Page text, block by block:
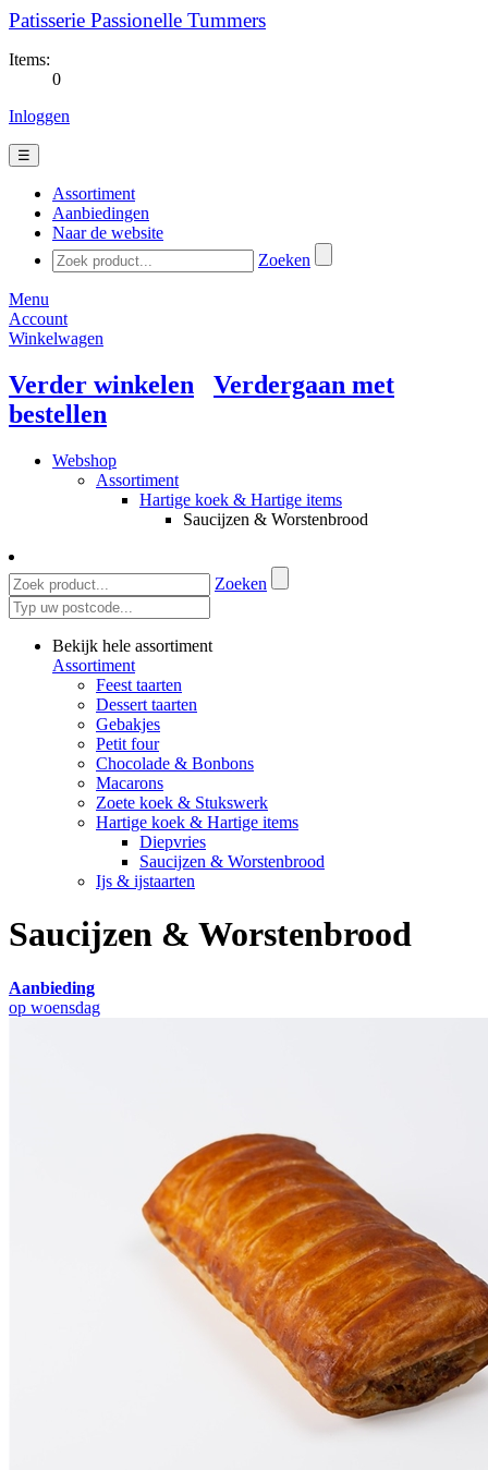
Patisserie Passionelle Tummers
Items:
0
Inloggen
☰
Assortiment
Aanbiedingen
Naar de website
Zoeken
Menu
Account
Winkelwagen
Verder winkelen
Verdergaan met
bestellen
Webshop
Assortiment
Hartige koek & Hartige items
Saucijzen & Worstenbrood
Zoeken
Bekijk hele assortiment
Assortiment
Feest taarten
Dessert taarten
Gebakjes
Petit four
Chocolade & Bonbons
Macarons
Zoete koek & Stukswerk
Hartige koek & Hartige items
Diepvries
Saucijzen & Worstenbrood
Ijs & ijstaarten
Saucijzen & Worstenbrood
Aanbieding
op woensdag